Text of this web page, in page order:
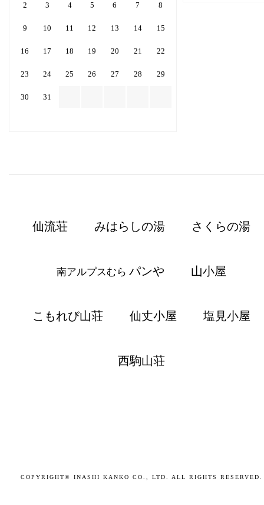
2 3 4 5 6 7 8
9 10 11 12 13 14 15
16 17 18 19 20 21 22
23 24 25 26 27 28 29
30 31
仙流荘 みはらしの湯 さくらの湯
南アルプスむら パンや 山小屋
こもれび山荘 仙丈小屋 塩見小屋
西駒山荘
COPYRIGHT© INASHI KANKO CO., LTD. ALL RIGHTS RESERVED.